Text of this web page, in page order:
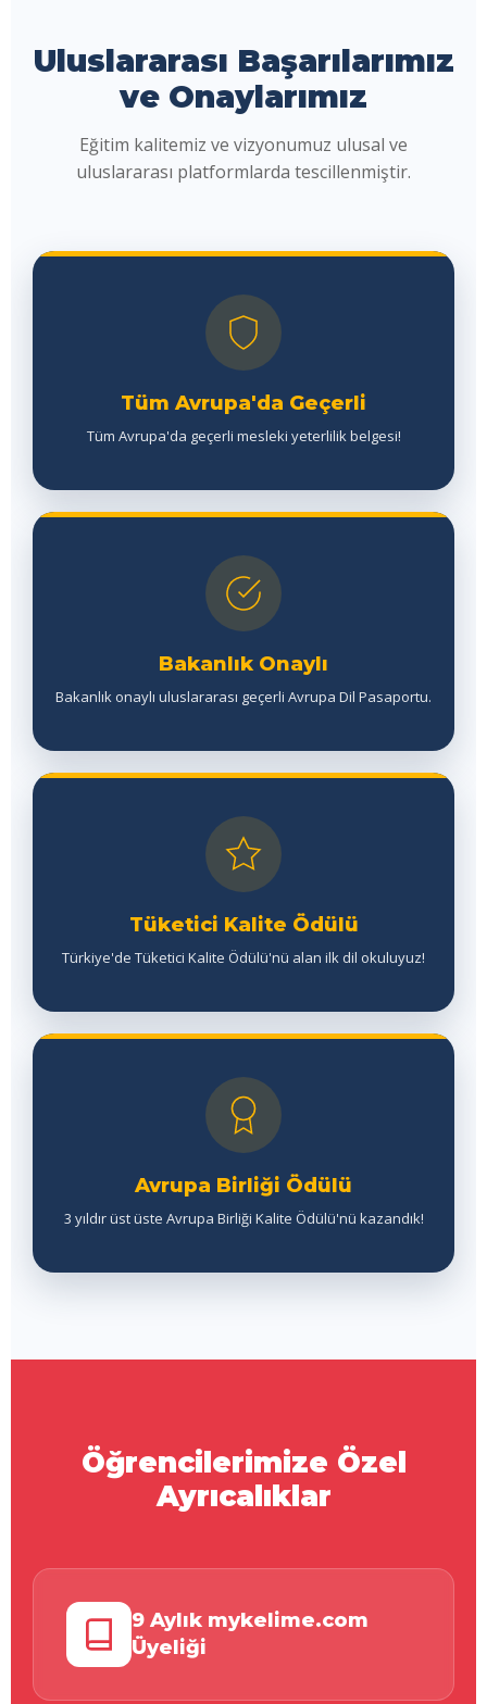
Uluslararası Başarılarımız
ve Onaylarımız
Eğitim kalitemiz ve vizyonumuz ulusal ve
uluslararası platformlarda tescillenmiştir.
Tüm Avrupa'da Geçerli
Tüm Avrupa'da geçerli mesleki yeterlilik belgesi!
Bakanlık Onaylı
Bakanlık onaylı uluslararası geçerli Avrupa Dil Pasaportu.
Tüketici Kalite Ödülü
Türkiye'de Tüketici Kalite Ödülü'nü alan ilk dil okuluyuz!
Avrupa Birliği Ödülü
3 yıldır üst üste Avrupa Birliği Kalite Ödülü'nü kazandık!
Öğrencilerimize Özel
Ayrıcalıklar
9 Aylık mykelime.com
Üyeliği